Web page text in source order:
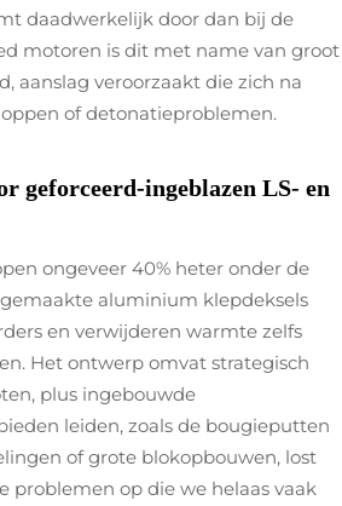
daadwerkelijk door dan bij de
motoren is dit met name van groot
aanslag veroorzaakt die zich na
of detonatieproblemen.
geforceerd-ingeblazen LS- en
ongeveer 40% heter onder de
aluminium klepdeksels
en verwijderen warmte zelfs
Het ontwerp omvat strategisch
plus ingebouwde
leiden, zoals de bougieputten
of grote blokopbouwen, lost
problemen op die we helaas vaak